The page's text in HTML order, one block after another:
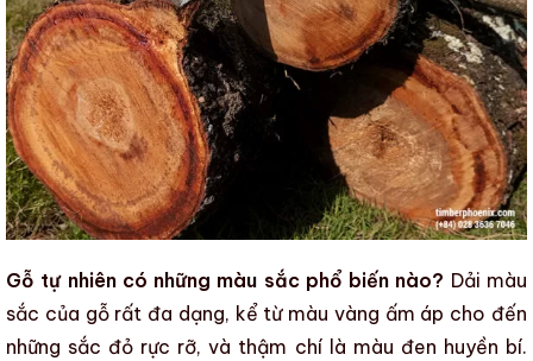
Gỗ tự nhiên có những màu sắc phổ biến nào? Dải màu
sắc của gỗrất đa dạng, kể từ màu vàng ấm áp cho đến
những sắc đỏ rực rỡ, và thậm chí là màu đen huyền bí.